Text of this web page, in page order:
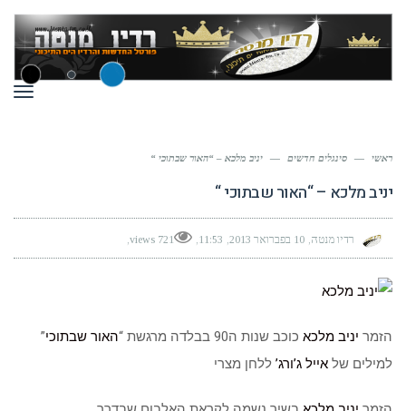
ראשי — סינגלים חדשים — יניב מלכא – “האור שבתוכי “
יניב מלכא – “האור שבתוכי “
רדיו מנטה 10 בפברואר 2013 11:53
721 views
הזמר יניב מלכא כוכב שנות ה90 בבלדה מרגשת “ האור שבתוכי”
למילים של אייל ג’ורג’ ללחן מצרי